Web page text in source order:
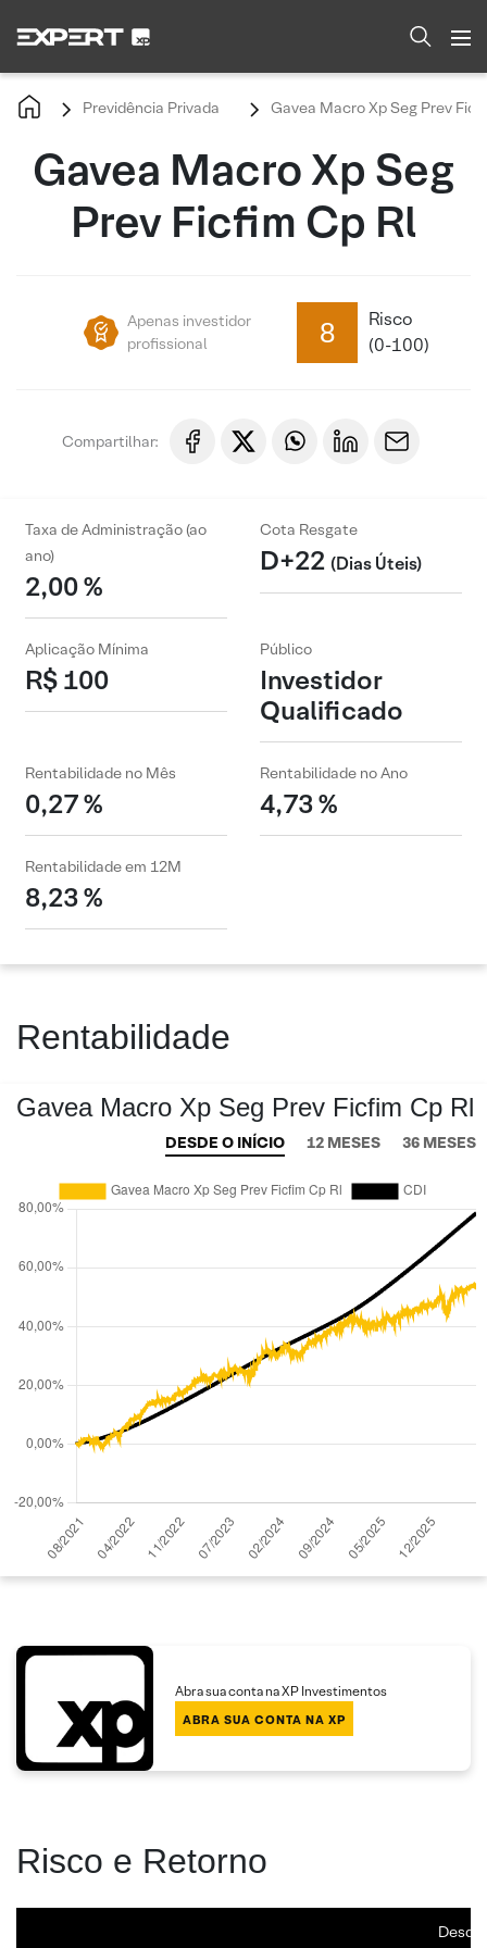
Previdência Privada Gavea Macro Xp Seg Prev
Gavea Macro Xp Seg
Prev Ficfim Cp Rl
Apenas investidor
profissional
8
Risco
(0-100)
Compartilhar:
Taxa de Administração (ao
ano)
2,00 %
Cota Resgate
D+22 (Dias Úteis)
Aplicação Mínima
R$ 100
Público
Investidor
Qualificado
Rentabilidade no Mês
0,27 %
Rentabilidade no Ano
4,73 %
Rentabilidade em 12M
8,23 %
Rentabilidade
Gavea Macro Xp Seg Prev Ficfim Cp Rl
DESDE O INÍCIO 12 MESES 36 MESES
Abra sua conta na XP Investimentos
ABRA SUA CONTA NA XP
Risco e Retorno
Desde